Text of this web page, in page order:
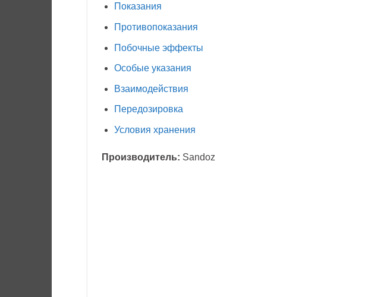
Показания
Противопоказания
Побочные эффекты
Особые указания
Взаимодействия
Передозировка
Условия хранения
Производитель: Sandoz